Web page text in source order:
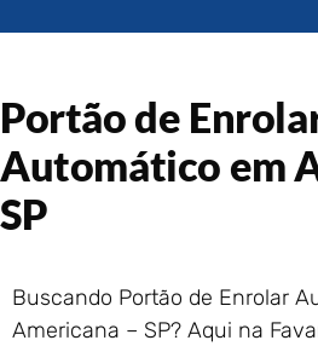
RJ
Portão de
Automático em
SP
Buscando Portão de Enrolar
Americana – SP? Aqui na